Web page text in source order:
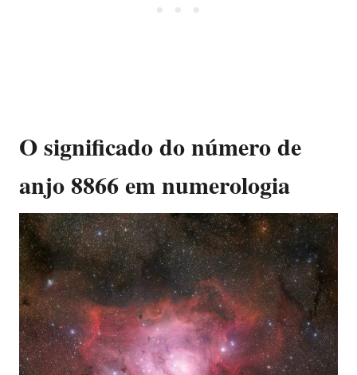
O significado do número de
anjo 8866 em numerologia